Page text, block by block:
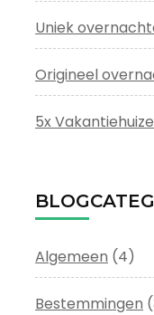
Uniek
Origineel
5x
Algemeen (4)
Bestemmingen